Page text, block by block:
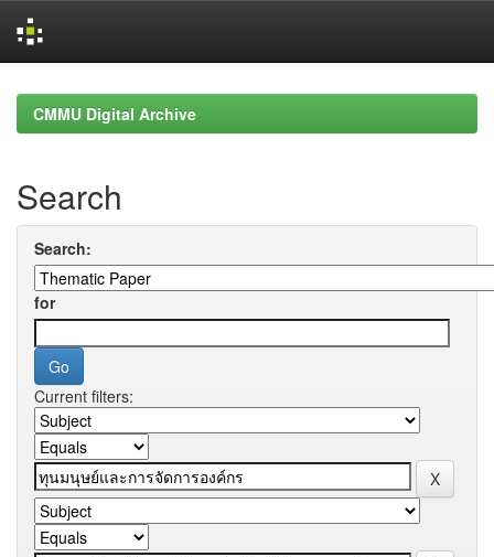
navigationCMMU Digital Archive
Search
Search:
for
Current filters: